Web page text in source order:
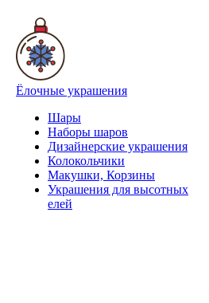
Ёлочные украшения
Шары
Наборы шаров
Дизайнерские украшения
Колокольчики
Макушки, Корзины
Украшения для высотных
елей